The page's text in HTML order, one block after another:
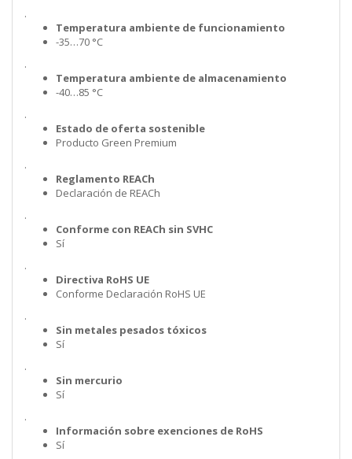
.
Temperatura ambiente de funcionamiento
-35…70 °C
.
Temperatura ambiente de almacenamiento
-40…85 °C
.
Estado de oferta sostenible
Producto Green Premium
.
Reglamento REACh
Declaración de REACh
.
Conforme con REACh sin SVHC
Sí
.
Directiva RoHS UE
Conforme Declaración RoHS UE
.
Sin metales pesados tóxicos
Sí
.
Sin mercurio
Sí
.
Información sobre exenciones de RoHS
Sí